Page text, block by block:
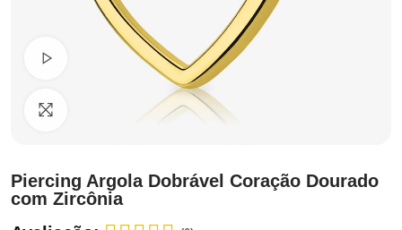
Ver Vídeo
Clique para ampliar
Piercing Argola Dobrável Coração Dourado
com Zircônia